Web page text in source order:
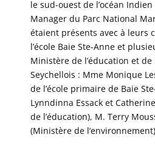
le sud-ouest de l’océan
Manager du Parc National
étaient présents avec à leurs
l’école Baie Ste-Anne et
Ministère de l’éducation et de
Seychellois : Mme Monique
de l’école primaire de Baie
Lynndinna Essack et
de l’éducation), M. Terry
(Ministère de